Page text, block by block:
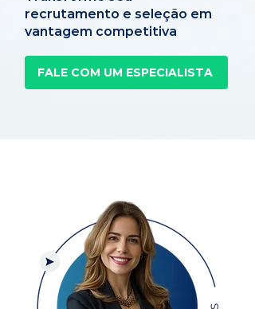
recrutamento e seleção em
vantagem competitiva
FALE COM UM ESPECIALISTA